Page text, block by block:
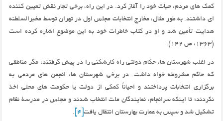
کمک های مردم، حیات خود را آغاز کرد. در این راه، برخی تجار نقش تعیین کننده
ای داشتند. به طور مثال، مخارج انتخابات مجلس اول در تهران توسط مخبرالسلطنه
هدایت تأمین شد و او در کتاب خاطرات خود به این موضوع اشاره کرده است
(1363، ص 142).
در اغلب شهرستان ها، حکام دولتی راه کارشکنی را در پیش گرفتند؛ مگر مناطقی
که حاکم مشروطه خواه داشت. در برخی شهرستان ها، انجمن های مردمی به
برگزاری انتخابات پرداختند و احیاناً کمکی از دولت یا حکومت های محلی اخذ
نکردند؛ تا اینکه سرانجام، نمایندگان ملت انتخاب شدند و مجلس در مدرسۀ نظام
تشکیل شد و سپس به عمارت بهارستان انتقال یافت [4]
.